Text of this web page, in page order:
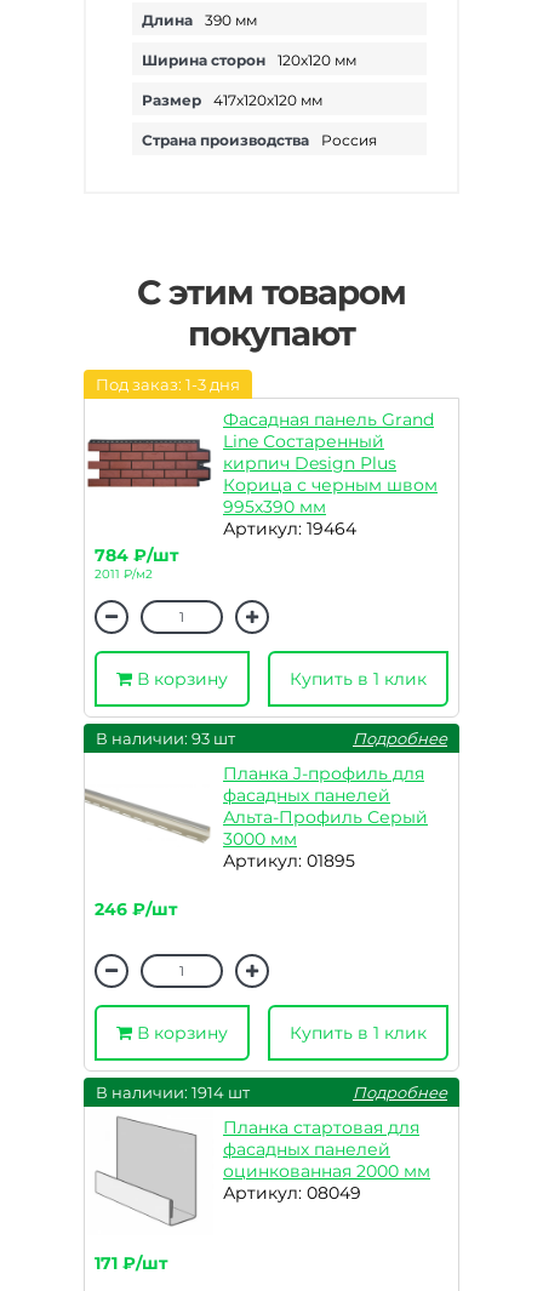
Длина 390 мм
Ширина сторон 120х120 мм
Размер 417х120х120 мм
Страна производства Россия
С этим товаром
покупают
Под заказ: 1-3 дня
Фасадная панель Grand
Line Состаренный
кирпич Design Plus
Корица с черным швом
995х390 мм
Артикул: 19464
784 ₽/шт
2011 ₽/м2
В корзину Купить в 1 клик
В наличии: 93 шт Подробнее
Планка J-профиль для
фасадных панелей
Альта-Профиль Серый
3000 мм
Артикул: 01895
246 ₽/шт
В корзину Купить в 1 клик
В наличии: 1914 шт Подробнее
Планка стартовая для
фасадных панелей
оцинкованная 2000 мм
Артикул: 08049
171 ₽/шт